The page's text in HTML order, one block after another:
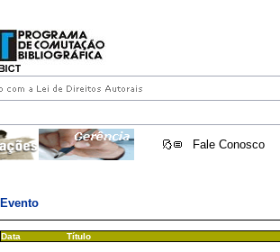
Fale Conosco
Evento
Data Título